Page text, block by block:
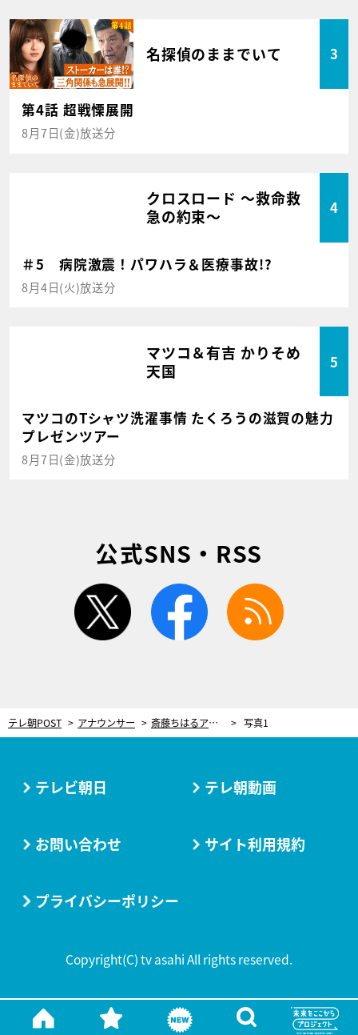
名探偵のままでいて 3
第4話 超戦慄展開
8月7日(金)放送分
クロスロード ～救命救
急の約束～
4
＃5 病院激震！パワハラ＆医療事故!?
8月4日(火)放送分
マツコ＆有吉 かりそめ
天国
5
マツコのTシャツ洗濯事情 たくろうの滋賀の魅力
プレゼンツアー
8月7日(金)放送分
公式SNS・RSS
twitter facebook
テレ朝POST アナウンサー 斎藤ちはるアナ、帰宅後の“ルーティン”明かす「ONとOFFの切り替えは凄まじいです」 写真1
テレビ朝日 テレ朝動画
お問い合わせ サイト利用規約
プライバシーポリシー
Copyright(C) tv asahi All rights reserved.